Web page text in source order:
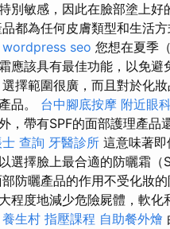
別敏感，因此在臉部塗上好
都為任何皮膚類型和生活
wordpress seo 您想在夏季
應該具有最佳功能，以免避
選擇範圍很廣，而且對於化
品。 台中腳底按摩 附近眼
，帶有SPF的面部護理產品
查詢 牙醫診所 這意味著
選擇臉上最合適的防曬霜（
防曬產品的作用不受化妝
程度地減少危險屍體，軟化
養生村 指壓課程 自助餐外燴